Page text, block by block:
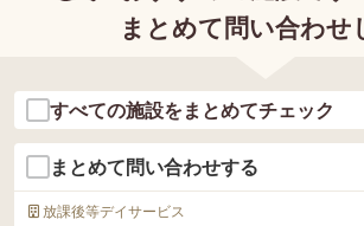
まとめて問い合わせ
すべての施設をまとめてチェック
まとめて問い合わせする
放課後等デイサービス